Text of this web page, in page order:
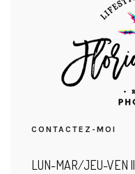
CONTACTEZ-MOI
LUN-MAR/JEU-VEN